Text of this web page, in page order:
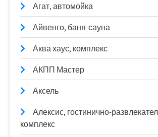
Агат, автомойка
Айвенго, баня-сауна
Аква хаус, комплекс
АКПП Мастер
Аксель
Алексис, гостинично-
комплекс